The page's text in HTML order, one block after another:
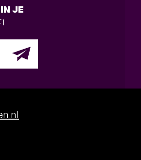
JE